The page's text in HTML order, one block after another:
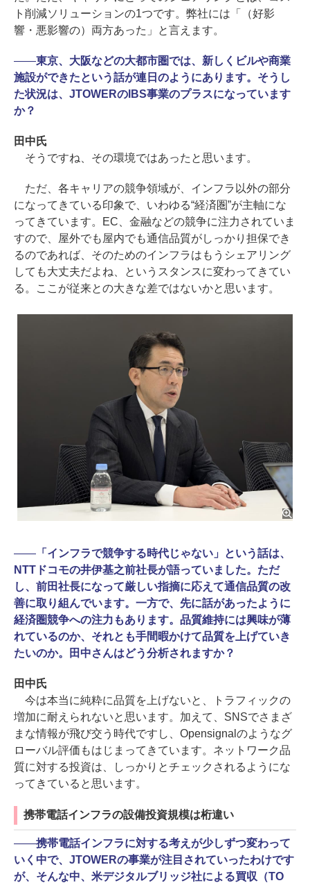
ト削減ソリューションの1つです。弊社には「（好影
響・悪影響の）両方あった」と言えます。
――東京、大阪などの大都市圏では、新しくビルや商業
施設ができたという話が連日のようにあります。そうし
た状況は、JTOWERのIBS事業のプラスになっています
か？
田中氏
そうですね、その環境ではあったと思います。
ただ、各キャリアの競争領域が、インフラ以外の部分
になってきている印象で、いわゆる“経済圏”が主軸にな
ってきています。EC、金融などの競争に注力されていま
すので、屋外でも屋内でも通信品質がしっかり担保でき
るのであれば、そのためのインフラはもうシェアリング
しても大丈夫だよね、というスタンスに変わってきてい
る。ここが従来との大きな差ではないかと思います。
――「インフラで競争する時代じゃない」という話は、
NTTドコモの井伊基之前社長が語っていました。ただ
し、前田社長になって厳しい指摘に応えて通信品質の改
善に取り組んでいます。一方で、先に話があったように
経済圏競争への注力もあります。品質維持には興味が薄
れているのか、それとも手間暇かけて品質を上げていき
たいのか。田中さんはどう分析されますか？
田中氏
今は本当に純粋に品質を上げないと、トラフィックの
増加に耐えられないと思います。加えて、SNSでさまざ
まな情報が飛び交う時代ですし、Opensignalのようなグ
ローバル評価もはじまってきています。ネットワーク品
質に対する投資は、しっかりとチェックされるようにな
ってきていると思います。
携帯電話インフラの設備投資規模は桁違い
――携帯電話インフラに対する考えが少しずつ変わって
いく中で、JTOWERの事業が注目されていったわけです
が、そんな中、米デジタルブリッジ社による買収（TO